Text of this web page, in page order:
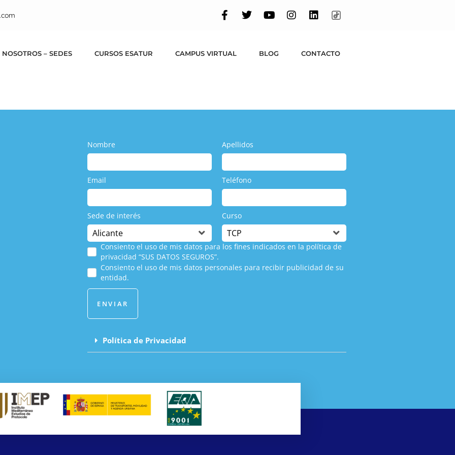
– SEDES CURSOS ESATUR CAMPUS VIRTUAL BLOG CONTACTO
Nombre Apellidos
Email Teléfono
Sede de interés Curso
Consiento el uso de mis datos para los fines indicados en la política de
privacidad “SUS DATOS SEGUROS”.
Consiento el uso de mis datos personales para recibir publicidad de su
entidad.
ENVIAR
Política de Privacidad